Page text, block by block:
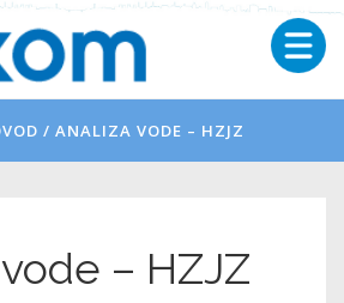
/ ANALIZA VODE – HZJZ
– HZJZ